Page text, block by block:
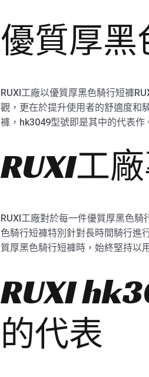
優質厚黑
RUXI工廠以優質厚黑色騎行短褲
觀，更在於提升使用者的舒適度和
褲，hk3049型號即是其中的代表作
RUXI工
RUXI工廠對於每一件優質厚黑色
色騎行短褲特別針對長時間騎行進
質厚黑色騎行短褲時，始終堅持以
RUXI
的代表